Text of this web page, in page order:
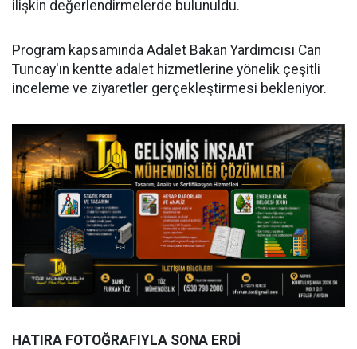
ilişkin değerlendirmelerde bulunuldu.
Program kapsamında Adalet Bakan Yardımcısı Can
Tuncay'ın kentte adalet hizmetlerine yönelik çeşitli
inceleme ve ziyaretler gerçekleştirmesi bekleniyor.
HATIRA FOTOĞRAFIYLA SONA ERDİ